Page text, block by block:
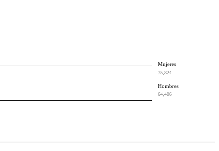
Mujeres
75,824
Hombres
64,406